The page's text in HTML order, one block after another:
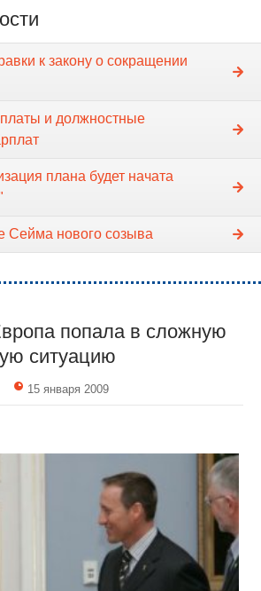
к закону о сокращении
и должностные
плана будет начата
Cейма нового созыва
попала в сложную
ситуацию
15 января 2009